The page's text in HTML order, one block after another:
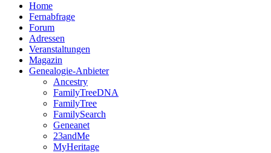
Home
Fernabfrage
Forum
Adressen
Veranstaltungen
Magazin
Genealogie-Anbieter
Ancestry
FamilyTreeDNA
FamilyTree
FamilySearch
Geneanet
23andMe
MyHeritage